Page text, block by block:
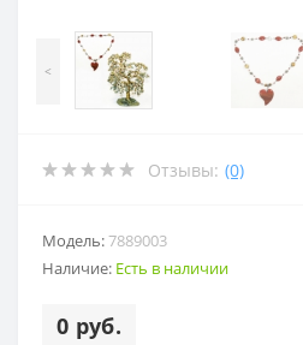
<
Отзывы: (0)
Модель:7889003
Наличие: Есть в наличии
0 руб.